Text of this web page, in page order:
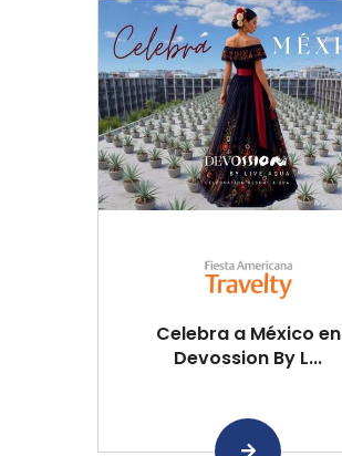
Celebra a México en
Devossion By L...